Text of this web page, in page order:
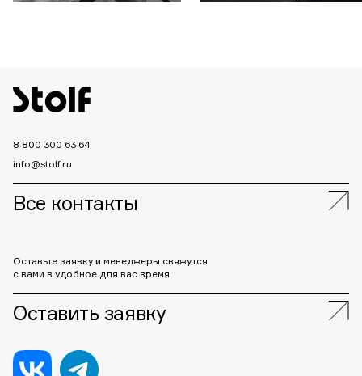
8 800 300 63 64
info@stolf.ru
Все контакты
Оставьте заявку и менеджеры свяжутся
с вами в удобное для вас время
Оставить заявку